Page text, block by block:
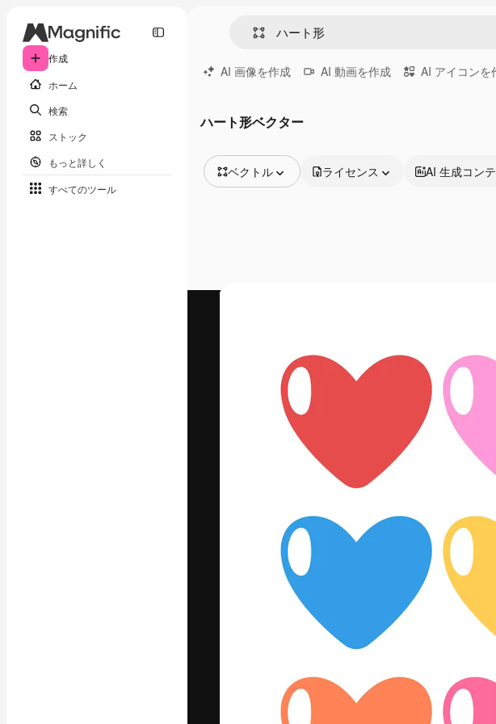
作成
ホーム
検索
ストック
もっと詳しく
すべてのツール
AI 画像を作成 AI 動画を作成 AI アイコンを
ハート形ベクター
ベクトル
動画
ライセンス AI 生成コン
最高のクリエイティブ制作を導くためのプ
ットフォーム。クリエイター、企業、代理
店、スタジオを含む100万人以上が利用して
います。
日本語
Copyright © 2010- 2026 Freepik Company S.L.U.